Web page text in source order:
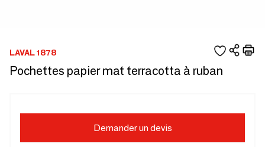
LAVAL 1878
Pochettes papier mat terracotta à ruban
Demander un devis